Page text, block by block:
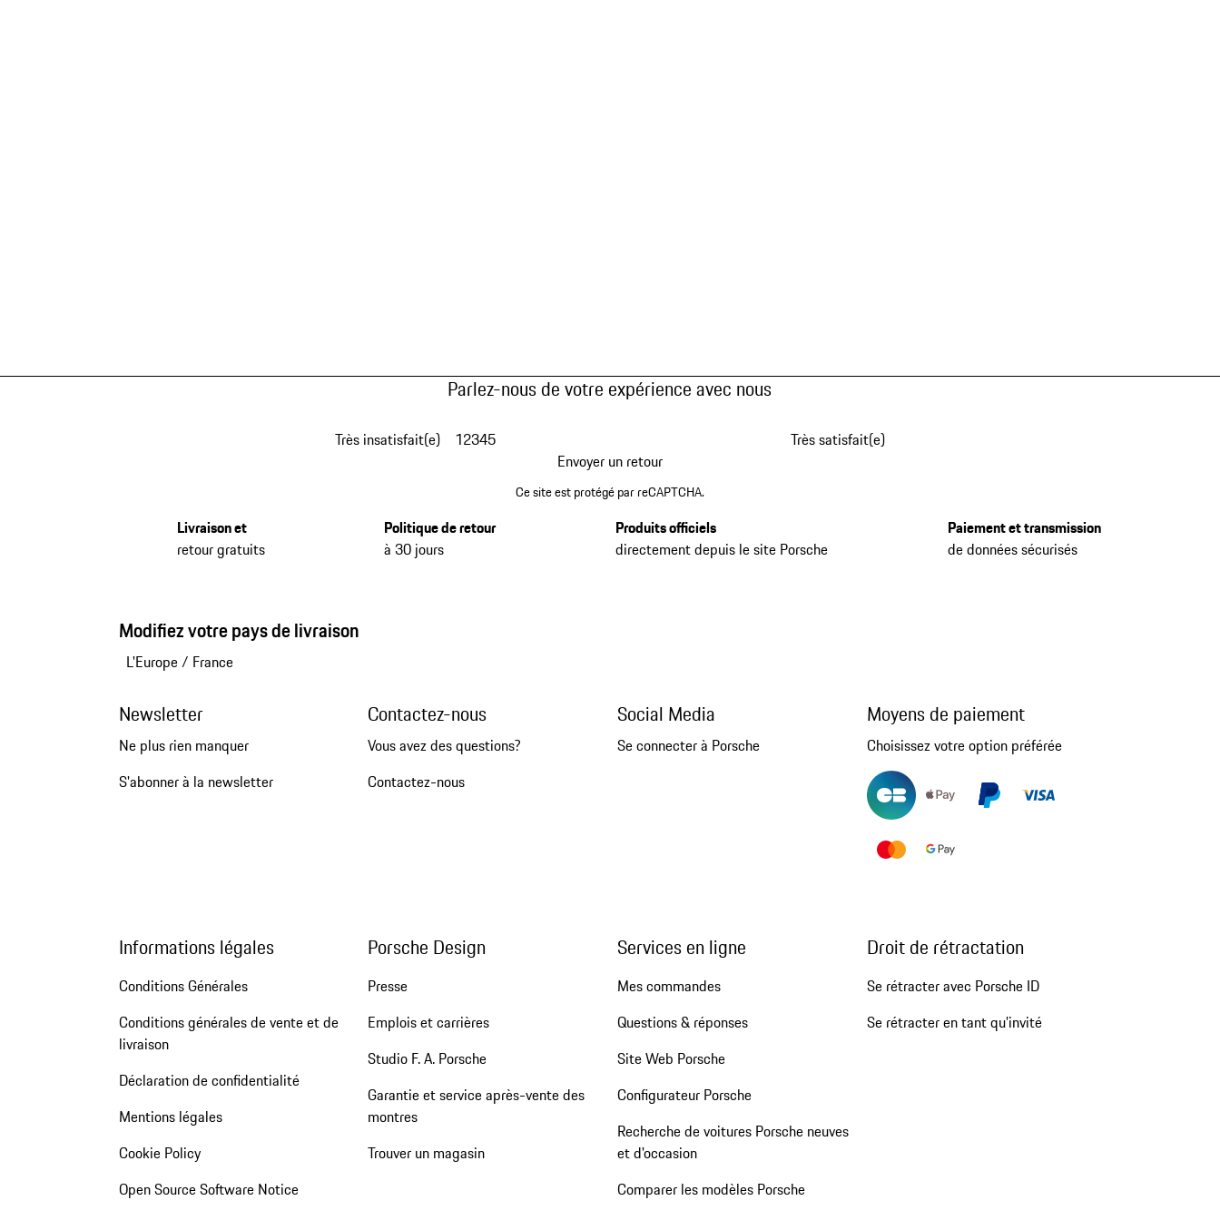
Parlez-nous de votre expérience avec nous
Très insatisfait(e) 12345
Très satisfait(e)
Envoyer un retour
Ce site est protégé par reCAPTCHA.
Livraison et
retour gratuits
Politique de retour
à 30 jours
Produits officiels
directement depuis le site Porsche
Paiement et transmission
de données sécurisés
Modifiez votre pays de livraison
L'Europe/ France
Newsletter
Ne plus rien manquer
S'abonner à la newsletter
Contactez-nous
Vous avez des questions?
Contactez-nous
Social Media
Se connecter à Porsche
Moyens de paiement
Choisissez votre option préférée
Informations légales
Conditions Générales
Conditions générales de vente et de
livraison
Déclaration de confidentialité
Mentions légales
Cookie Policy
Open Source Software Notice
Porsche Design
Presse
Emplois et carrières
Studio F. A. Porsche
Garantie et service après-vente des
montres
Trouver un magasin
Services en ligne
Mes commandes
Questions & réponses
Site Web Porsche
Configurateur Porsche
Recherche de voitures Porsche neuves
et d'occasion
Comparer les modèles Porsche
Droit de rétractation
Se rétracter avec Porsche ID
Se rétracter en tant qu’invité